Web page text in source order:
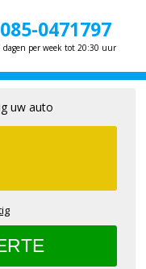
085-0471797
dagen per week tot 20:30 uur
uw auto